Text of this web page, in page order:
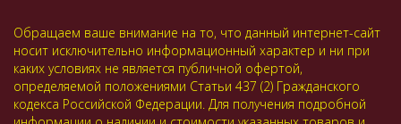
Обращаем ваше внимание на то, что данный интернет-сайт
носит исключительно информационный характер и ни при
каких условиях не является публичной офертой,
определяемой положениями Статьи 437 (2) Гражданского
кодекса Российской Федерации. Для получения подробной